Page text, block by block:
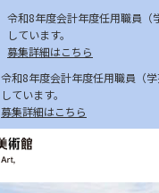
令和8年度会計年度任用職員（
しています。
募集詳細はこちら
令和8年度会計年度任用職員（
しています。
募集詳細はこちら